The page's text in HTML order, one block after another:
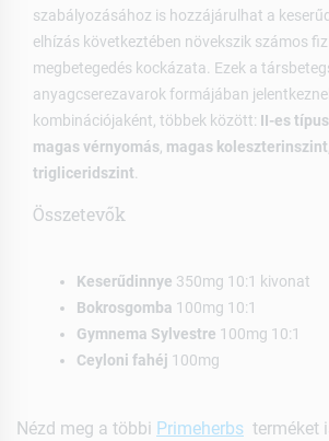
szabályozásához is hozzájárulhat a
elhízás következtében növekszik számos
megbetegedés kockázata. Ezek a
anyagcserezavarok formájában
kombinációjaként, többek között: II-es
magas vérnyomás magas koleszterinszint
trigliceridszint
Összetevők
Keserűdinnye 350mg 10:1 kivonat
Bokrosgomba 100mg 10:1
Gymnema Sylvestre 100mg 10:1
Ceyloni fahéj 100mg
Nézd meg a többi Primeherbs terméket